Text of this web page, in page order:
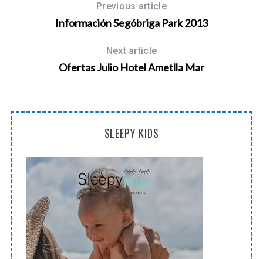
Previous article
Información Segóbriga Park 2013
Next article
Ofertas Julio Hotel Ametlla Mar
SLEEPY KIDS